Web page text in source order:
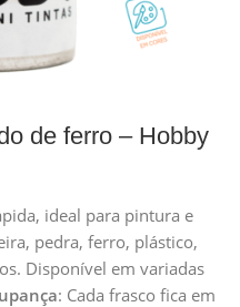
de ferro – Hobby
ideal para pintura e
pedra, ferro, plástico,
Disponível em variadas
: Cada frasco fica em